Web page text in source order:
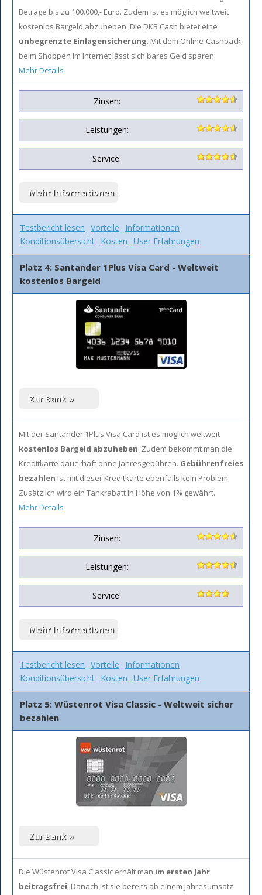
Beträge bis zu 100.000,- Euro. Zudem ist es möglich weltweit
kostenlos Bargeld abzuheben. Die DKB Cash bietet eine
unbegrenzte Einlagensicherung. Mit dem Online-Cashback
beim Shoppen im Internet lässt sich bares Geld sparen.
Mehr Details
Zinsen:
Leistungen:
Service:
Testbericht lesen Vorteile
Informationen
Konditionsübersicht Kosten User Erfahrungen
Platz 4: Santander 1Plus Visa Card - Weltweit
kostenlos Bargeld
Mit der Santander 1Plus Visa Card ist es möglich weltweit
kostenlos Bargeld abzuheben. Zudem bekommt man die
Kreditkarte dauerhaft ohne Jahresgebühren. Gebührenfreies
bezahlen ist mit dieser Kreditkarte ebenfalls kein Problem.
Zusätzlich wird ein Tankrabatt in Höhe von 1% gewährt.
Mehr Details
Zinsen:
Leistungen:
Service:
Testbericht lesen Vorteile
Informationen
Konditionsübersicht Kosten User Erfahrungen
Platz 5: Wüstenrot Visa Classic - Weltweit sicher
bezahlen
Die Wüstenrot Visa Classic erhält man im ersten Jahr
beitragsfrei. Danach ist sie bereits ab einem Jahresumsatz